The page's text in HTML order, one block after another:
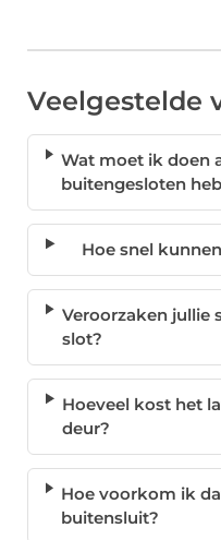
Veelgestelde
Wat moet ik doen
buitengesloten
Hoe snel
Veroorzaken jullie
slot?
Hoeveel kost het
deur?
Hoe voorkom ik
buitensluit?